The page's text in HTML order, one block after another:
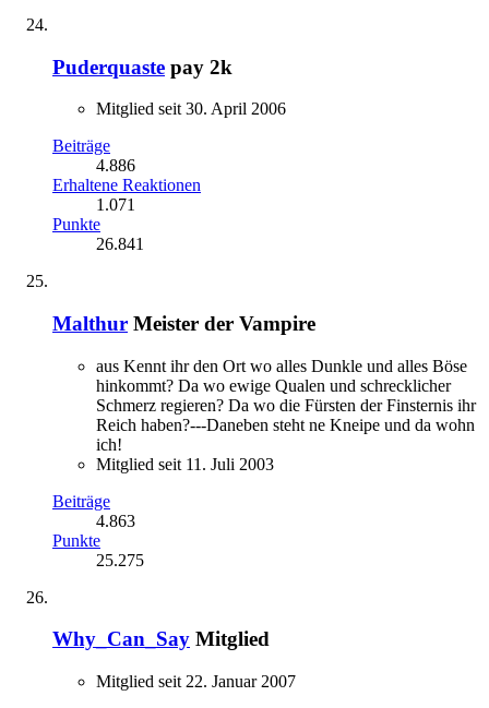
Puderquaste pay 2k
Mitglied seit 30. April 2006
Beiträge
4.886
Erhaltene Reaktionen
1.071
Punkte
26.841
Malthur Meister der Vampire
aus Kennt ihr den Ort wo alles Dunkle und alles Böse
hinkommt? Da wo ewige Qualen und schrecklicher
Schmerz regieren? Da wo die Fürsten der Finsternis ihr
Reich haben?---Daneben steht ne Kneipe und da wohn
ich!
Mitglied seit 11. Juli 2003
Beiträge
4.863
Punkte
25.275
Why_Can_Say Mitglied
Mitglied seit 22. Januar 2007